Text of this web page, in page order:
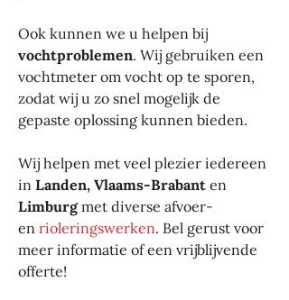
Ook kunnen we u helpen bij
vochtproblemen. Wij gebruiken een
vochtmeter om vocht op te sporen,
zodat wij u zo snel mogelijk de
gepaste oplossing kunnen bieden.
Wij helpen met veel plezier iedereen
in Landen, Vlaams-Brabant en
Limburgmet diverse afvoer-
en rioleringswerken. Bel gerust voor
meer informatie of een vrijblijvende
offerte!